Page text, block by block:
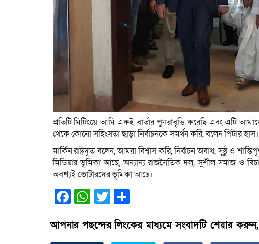
প্রতিটি মিটিংয়ে আমি একই বার্তার পুনরাবৃত্তি করেছি এবং এটি
থেকে কোনো সহিংসতা ছাড়া নির্বাচনকে সমর্থন করি, বলেন পিটার হাস।
মার্কিন রাষ্ট্রদূত বলেন, আমরা বিশ্বাস করি, নির্বাচন অবাধ, সুষ্ঠু ও
মিডিয়ার ভূমিকা আছে, অন্যান্য রাজনৈতিক দল, সুশীল সমাজ ও বিচার
অবশ্যই ভোটারদের ভূমিকা আছে।
Facebook
WhatsApp
Twitter
আপনার পছন্দের লিংকের মাধ্যমে সংবাদটি শেয়ার